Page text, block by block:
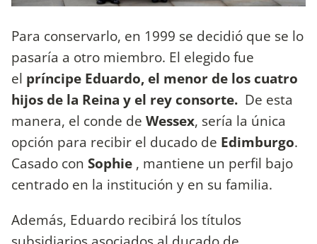
Para conservarlo, en 1999 se decidió que se lo
pasaría a otro miembro. El elegido fue
el príncipe Eduardo, el menor de los cuatro
hijos de la Reina y el rey consorte. De esta
manera, el conde de Wessex, sería la única
opción para recibir el ducado de Edimburgo.
Casado con Sophie , mantiene un perfil bajo
centrado en la institución y en su familia.
Además, Eduardo recibirá los títulos